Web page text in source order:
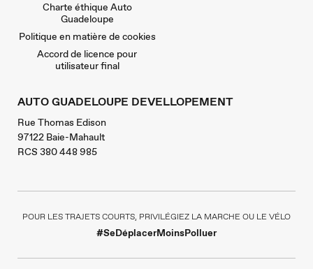
Charte éthique Auto
Guadeloupe
Politique en matière de cookies
Accord de licence pour
utilisateur final
AUTO GUADELOUPE DEVELLOPEMENT
Rue Thomas Edison
97122 Baie-Mahault
RCS 380 448 985
POUR LES TRAJETS COURTS, PRIVILÉGIEZ LA MARCHE OU LE VÉLO
#SeDéplacerMoinsPolluer